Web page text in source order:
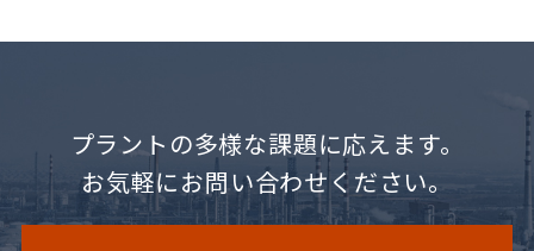
プラントの多様な課題に応えます。
お気軽にお問い合わせください。